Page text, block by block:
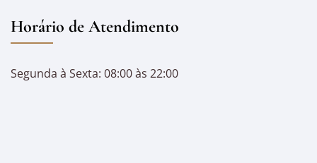
Horário de Atendimento
Segunda à Sexta: 08:00 às 22:00